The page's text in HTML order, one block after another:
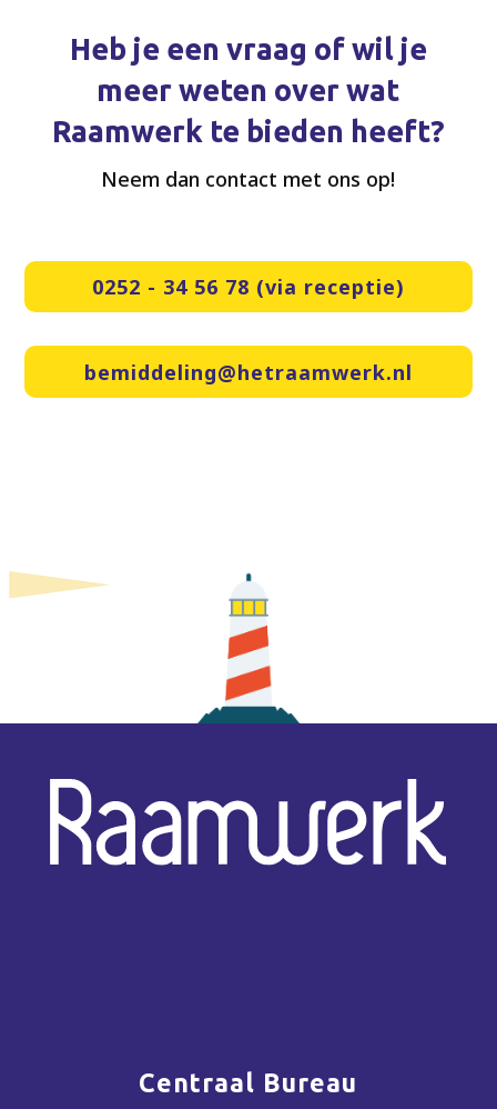
Heb je een vraag of wil je
meer weten over wat
Raamwerk te bieden heeft?
Neem dan contact met ons op!
0252 - 34 56 78 (via receptie)
bemiddeling@hetraamwerk.nl
Centraal Bureau